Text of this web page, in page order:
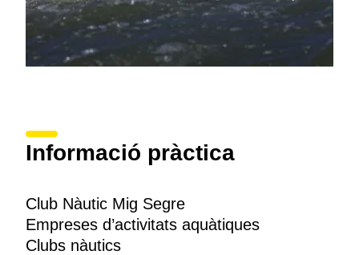
Informació pràctica
Club Nàutic Mig Segre
Empreses d’activitats aquàtiques
Clubs nàutics